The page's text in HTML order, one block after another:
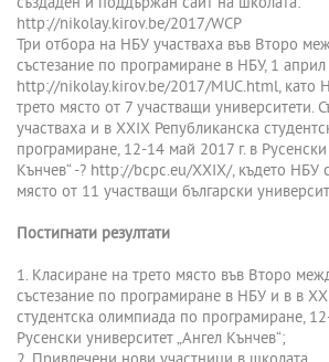
http://nikolay.kirov.be/2017/WCP
Три отбора на НБУ участваха във Второ
състезание по програмиране в НБУ, 1 април
http://nikolay.kirov.be/2017/MUC.html, като
трето място от 7 участващи университети.
участваха и в XXIX Републиканска
програмиране, 12-14 май 2017 г. в Русенски
Кънчев“ -­? http://bcpc.eu/XXIX/, където НБУ
място от 11 участващи български
Постигнати резултати
1. Класиране на трето място във Второ
състезание по програмиране в НБУ и в в
студентска олимпиада по програмиране,
Русенски университет „Ангел Кънчев“;